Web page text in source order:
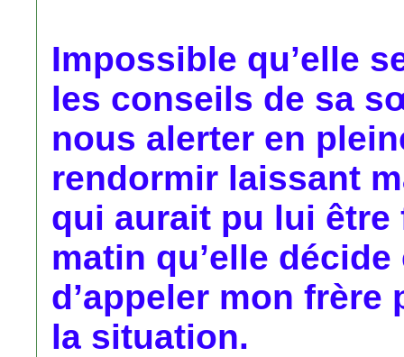
Impossible qu’elle
les conseils de sa
nous alerter en
rendormir laissant
qui aurait pu lui être
matin qu’elle
d’appeler mon
la situation.